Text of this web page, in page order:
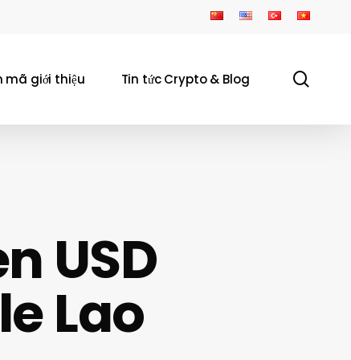
mã giới thiệu Tin tức Crypto & Blog
USD
Lao